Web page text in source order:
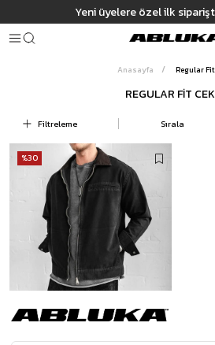
Yeni üyelere özel ilk
Anasayfa Regular
REGULAR FIT
Filtreleme Sırala
%30